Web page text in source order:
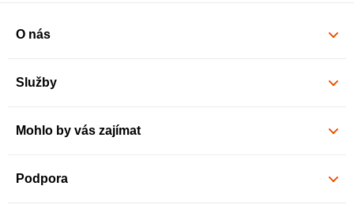
O nás
Služby
Mohlo by vás zajímat
Podpora